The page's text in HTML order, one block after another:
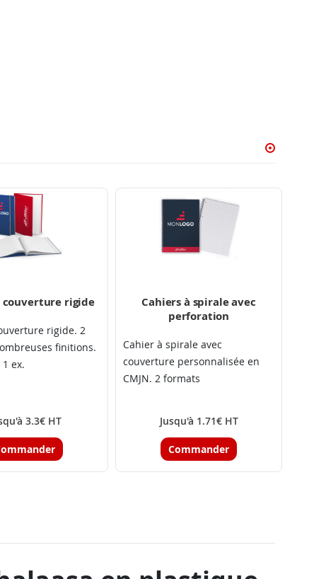
couverture rigide
rigide. 2
finitions.
ex.
3.3€ HT
Cahiers à spirale avec
perforation
Cahier à spirale avec
couverture personnalisée en
CMJN. 2 formats
Jusqu'à 1.71€ HT
Commander